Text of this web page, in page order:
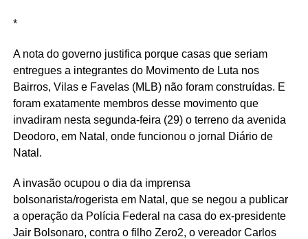
*
A nota do governo justifica porque casas que seriam
entregues a integrantes do Movimento de Luta nos
Bairros, Vilas e Favelas (MLB) não foram construídas. E
foram exatamente membros desse movimento que
invadiram nesta segunda-feira (29) o terreno da avenida
Deodoro, em Natal, onde funcionou o jornal Diário de
Natal.
A invasão ocupou o dia da imprensa
bolsonarista/rogerista em Natal, que se negou a publicar
a operação da Polícia Federal na casa do ex-presidente
Jair Bolsonaro, contra o filho Zero2, o vereador Carlos